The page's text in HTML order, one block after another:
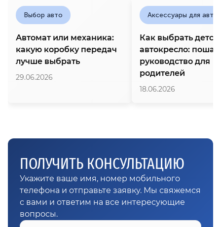
Выбор авто
Автомат или механика:
какую коробку передач
лучше выбрать
29.06.2026
Аксессуары для авто
Как выбрать
автокресло:
руководство для
родителей
18.06.2026
ПОЛУЧИТЬ КОНСУЛЬТАЦИЮ
Укажите ваше имя, номер мобильного
телефона и отправьте заявку. Мы свяжемся
с вами и ответим на все интересующие
вопросы.